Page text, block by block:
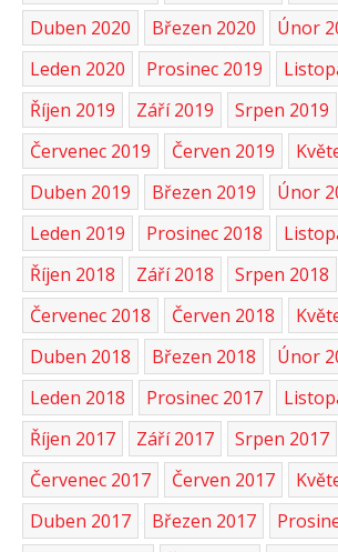
Duben 2020
Březen 2020
Únor
Leden 2020
Prosinec 2019
Říjen 2019
Září 2019
Srpen 2019
Červenec 2019
Červen 2019
Duben 2019
Březen 2019
Únor
Leden 2019
Prosinec 2018
Říjen 2018
Září 2018
Srpen 2018
Červenec 2018
Červen 2018
Duben 2018
Březen 2018
Únor
Leden 2018
Prosinec 2017
Říjen 2017
Září 2017
Srpen 2017
Červenec 2017
Červen 2017
Duben 2017
Březen 2017